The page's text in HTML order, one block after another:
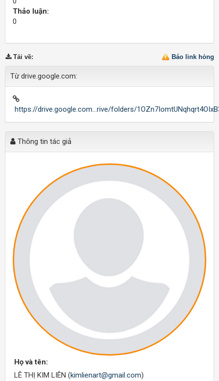
Thảo luận:
0
Báo link hỏng
Tải về:
Từ drive.google.com:
https://drive.google.com...rive/folders/
Thông tin tác giả
Họ và tên:
LÊ THỊ KIM LIÊN (kimlienart@gmail.com)